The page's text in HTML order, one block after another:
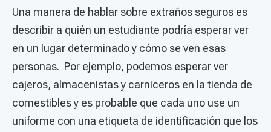
Una manera de hablar sobre extraños seguros es
describir a quién un estudiante podría esperar ver
en un lugar determinado y cómo se ven esas
personas. Por ejemplo, podemos esperar ver
cajeros, almacenistas y carniceros en la tienda de
comestibles y es probable que cada uno use un
uniforme con una etiqueta de identificación que los